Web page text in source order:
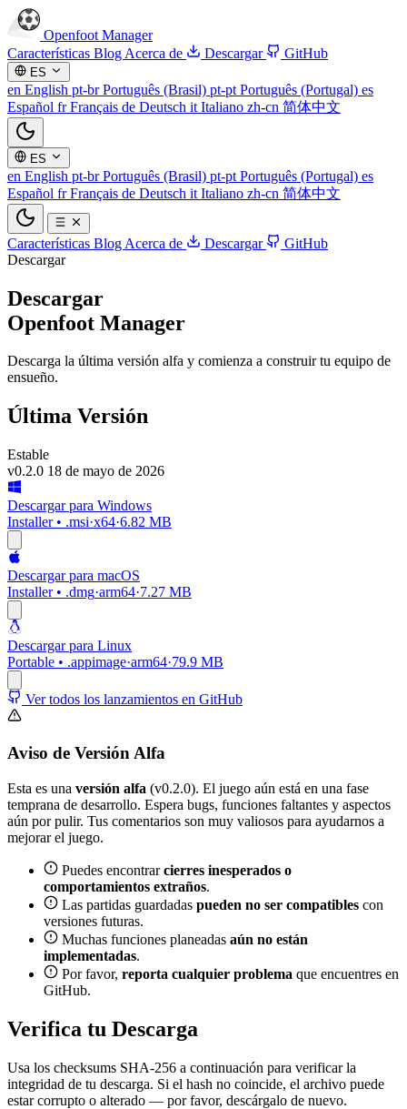
Openfoot Manager
Características Blog Acerca de Descargar GitHub
ES
en English pt-brPortuguês (Brasil) pt-pt Português (Portugal) es
Español frFrançais de Deutsch it Italiano zh-cn 简体中文
ES
en English pt-brPortuguês (Brasil) pt-pt Português (Portugal) es
Español frFrançais de Deutsch it Italiano zh-cn 简体中文
Características Blog Acerca de Descargar
GitHub
Descargar
Descargar
Openfoot Manager
Descarga la última versión alfa y comienza a construir tu equipo de
ensueño.
Última Versión
Estable
v0.2.0 18 de mayo de 2026
Descargar para Windows
Installer • .msi·x64·6.82 MB
Descargar para macOS
Installer • .dmg·arm64·7.27 MB
Descargar para Linux
Portable • .appimage·arm64·79.9 MB
Ver todos los lanzamientos en GitHub
Aviso de Versión Alfa
Esta es una versión alfa (v0.2.0). El juego aún está en una fase
temprana de desarrollo. Espera bugs, funciones faltantes y aspectos
aún por pulir. Tus comentarios son muy valiosos para ayudarnos a
mejorar el juego.
Puedes encontrarcierres inesperados o
comportamientos extraños.
Las partidas guardadas pueden no ser compatibles con
versiones futuras.
Muchas funciones planeadas aún no están
implementadas.
Por favor, reporta cualquier problema que encuentres en
GitHub.
Verifica tu Descarga
Usa los checksums SHA-256 a continuación para verificar la
integridad de tu descarga. Si el hash no coincide, el archivo puede
estar corrupto o alterado — por favor, descárgalo de nuevo.